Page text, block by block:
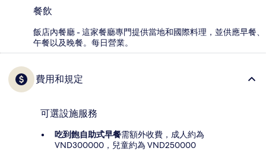
餐飲
飯店內餐廳 - 這家餐廳專門提供當地和國際料理，並供應早餐、
午餐以及晚餐。每日營業。
費用和規定
可選設施服務
吃到飽自助式早餐需額外收費，成人約為
VND300000，兒童約為 VND250000